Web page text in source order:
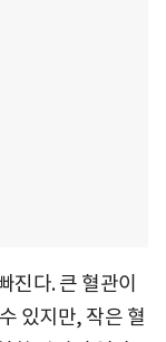
진다. 큰 혈관이
있지만, 작은 혈